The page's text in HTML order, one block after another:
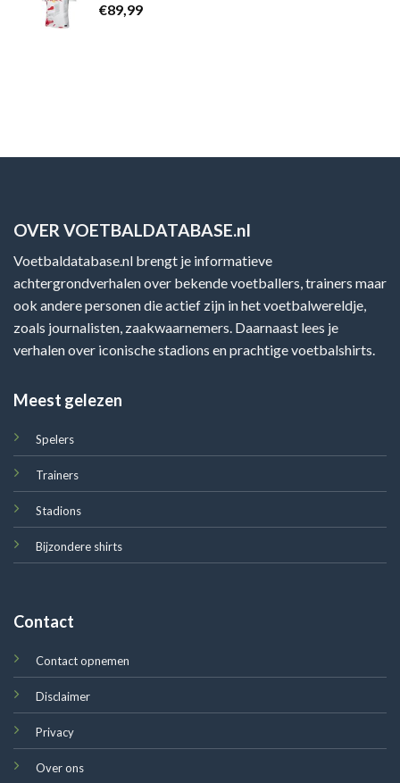
€89,99
OVER VOETBALDATABASE.nl
Voetbaldatabase.nl brengt je informatieve
achtergrondverhalen over bekende voetballers, trainers maar
ook andere personen die actief zijn in het voetbalwereldje,
zoals journalisten, zaakwaarnemers. Daarnaast lees je
verhalen over iconische stadions en prachtige voetbalshirts.
Meest gelezen
Spelers
Trainers
Stadions
Bijzondere shirts
Contact
Contact opnemen
Disclaimer
Privacy
Over ons